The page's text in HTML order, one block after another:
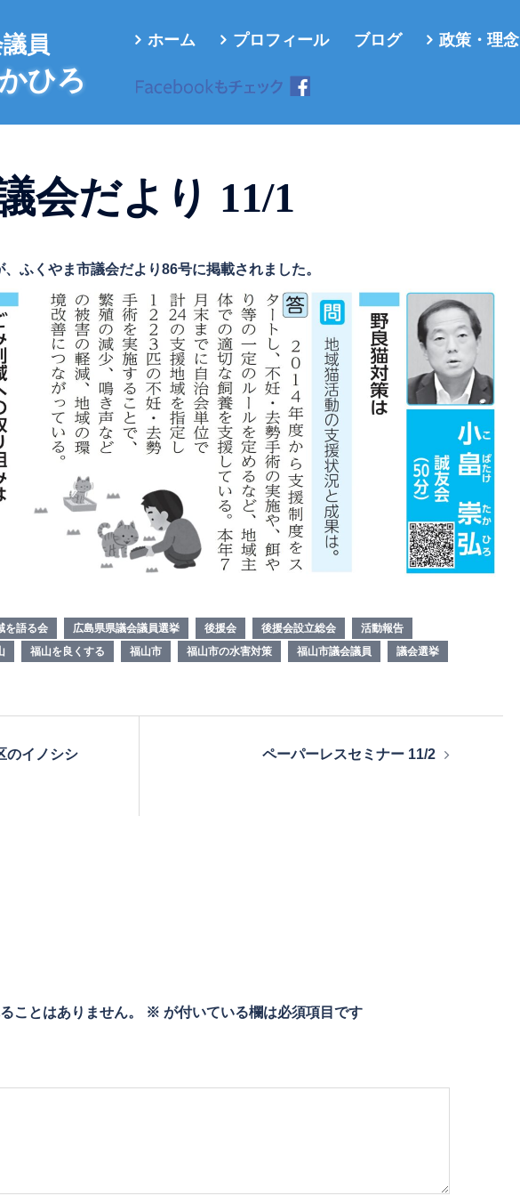
員
ひろ
ホーム プロフィール ブログ 政策・理念
会だより 11/1
ふくやま市議会だより86号に掲載されました。
を語る会 広島県県議会議員選挙 後援会 後援会設立総会
活動報告
福山を良くする 福山市 福山市の水害対策 福山市議会議員 議会選挙
のイノシシ
ペーパーレスセミナー 11/2
ことはありません。 ※ が付いている欄は必須項目です